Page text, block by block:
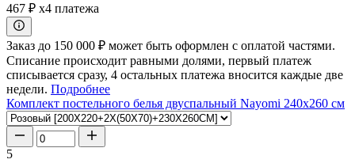
467 ₽ x4 платежа
Заказ до 150 000 ₽ может быть оформлен с оплатой частями.
Списание происходит равными долями, первый платеж
списывается сразу, 4 остальных платежа вносится каждые две
недели. Подробнее
Комплект постельного белья двуспальный Nayomi 240x260 см
5